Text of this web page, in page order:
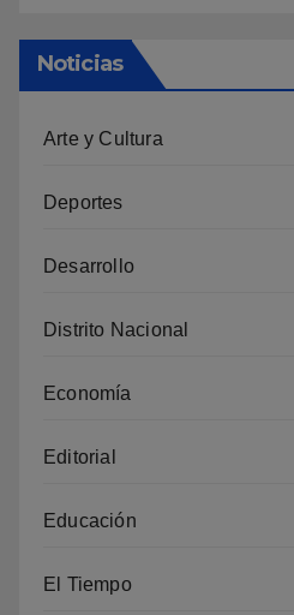
Noticias
Arte y Cultura
Deportes
Desarrollo
Distrito Nacional
Economía
Editorial
Educación
El Tiempo